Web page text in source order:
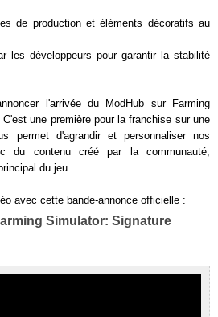
de production et éléments décoratifs au
les développeurs pour garantir la stabilité
l'arrivée du ModHub sur Farming
une première pour la franchise sur une
permet d'agrandir et personnaliser nos
du contenu créé par la communauté,
du jeu.
avec cette bande-annonce officielle :
Simulator: Signature